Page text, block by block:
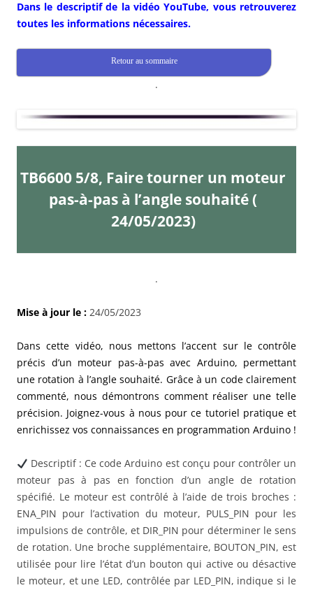
Dans le descriptif de la vidéo YouTube, vous retrouverez
toutes les informations nécessaires.
Retour au sommaire
.
TB6600 5/8, Faire tourner un moteur
pas-à-pas à l’angle souhaité (
24/05/2023)
.
Mise à jour le : 24/05/2023
Dans cette vidéo, nous mettons l’accent sur le contrôle
précis d’un moteur pas-à-pas avec Arduino, permettant
une rotation à l’angle souhaité. Grâce à un code clairement
commenté, nous démontrons comment réaliser une telle
précision. Joignez-vous à nous pour ce tutoriel pratique et
enrichissez vos connaissances en programmation Arduino !
Descriptif : Ce code Arduino est conçu pour contrôler un
moteur pas à pas en fonction d’un angle de rotation
spécifié. Le moteur est contrôlé à l’aide de trois broches :
ENA_PIN pour l’activation du moteur, PULS_PIN pour les
impulsions de contrôle, et DIR_PIN pour déterminer le sens
de rotation. Une broche supplémentaire, BOUTON_PIN, est
utilisée pour lire l’état d’un bouton qui active ou désactive
le moteur, et une LED, contrôlée par LED_PIN, indique si le